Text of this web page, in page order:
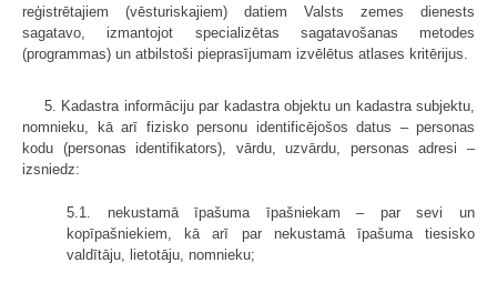
reģistrētajiem (vēsturiskajiem) datiem Valsts zemes dienests
sagatavo, izmantojot specializētas sagatavošanas metodes
(programmas) un atbilstoši pieprasījumam izvēlētus atlases kritērijus.
5. Kadastra informāciju par kadastra objektu un kadastra subjektu,
nomnieku, kā arī fizisko personu identificējošos datus – personas
kodu (personas identifikators), vārdu, uzvārdu, personas adresi –
izsniedz:
5.1. nekustamā īpašuma īpašniekam – par sevi un
kopīpašniekiem, kā arī par nekustamā īpašuma tiesisko
valdītāju, lietotāju, nomnieku;